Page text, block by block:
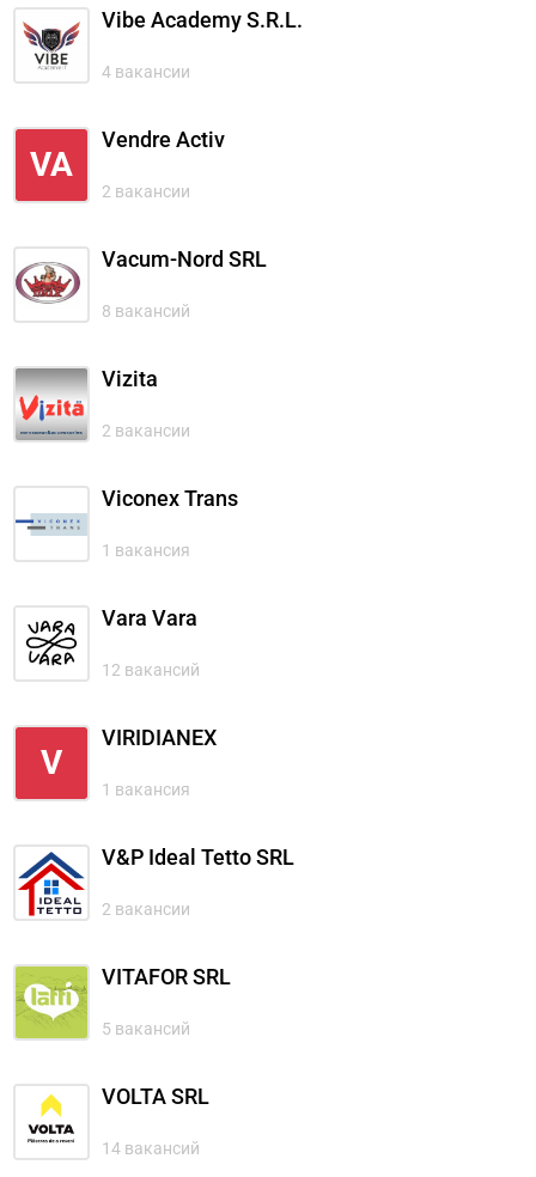
Vibe Academy S.R.L.
4 вакансии
VA
Vendre Activ
2 вакансии
Vacum-Nord SRL
8 вакансий
Vizita
2 вакансии
Viconex Trans
1 вакансия
Vara Vara
12 вакансий
V
VIRIDIANEX
1 вакансия
V&P Ideal Tetto SRL
2 вакансии
VITAFOR SRL
5 вакансий
VOLTA SRL
14 вакансий